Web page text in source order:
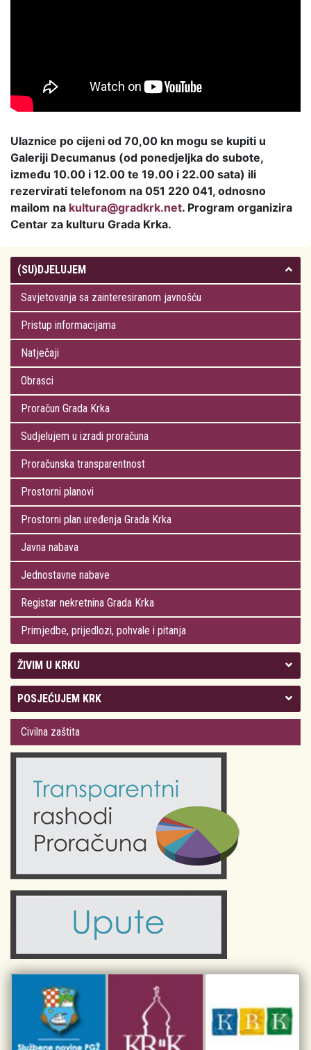
Ulaznice po cijeni od 70,00 kn mogu se kupiti u
Galeriji Decumanus (od ponedjeljka do subote,
između 10.00 i 12.00 te 19.00 i 22.00 sata) ili
rezervirati telefonom na 051 220 041, odnosno
mailom na kultura@gradkrk.net. Program organizira
Centar za kulturu Grada Krka.
(SU)DJELUJEM
Savjetovanja sa zainteresiranom javnošću
Pristup informacijama
Natječaji
Obrasci
Proračun Grada Krka
Sudjelujem u izradi proračuna
Proračunska transparentnost
Prostorni planovi
Prostorni plan uređenja Grada Krka
Javna nabava
Jednostavne nabave
Registar nekretnina Grada Krka
Primjedbe, prijedlozi, pohvale i pitanja
ŽIVIM U KRKU
Kolegij gradonačelnika
Gradsko vijeće
Odluke Grada Krka (Službene novine PGŽ)
Obrazovanje
Komunalne usluge
Civilni sektor (arhiva udruga)
Sport i rekreacija
POSJEĆUJEM KRK
Plan Grada Krka
Krk 360° VR panorama
Krk uživo
Fotogalerije
Kalendar događanja
Turistička zajednica otoka Krka
Kulturno-turistička ruta Putovima Frankopana
Dar iz Krka
Interpretacijski centar pomorske baštine
Civilna zaštita